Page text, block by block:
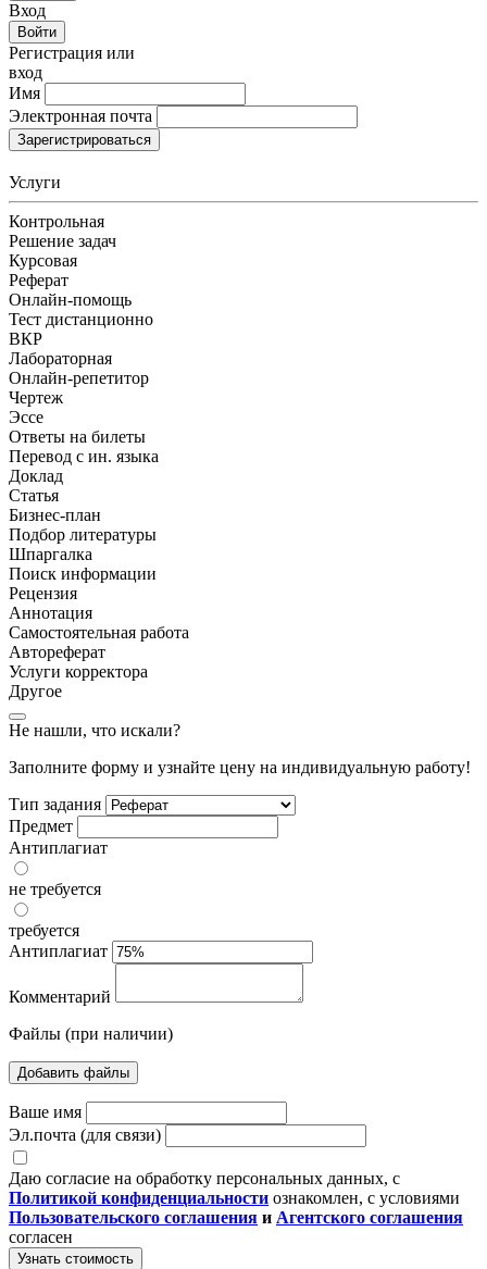
Вход
Войти
Регистрация или
вход
Имя
Электронная почта
Зарегистрироваться
Услуги
Контрольная
Решение задач
Курсовая
Реферат
Онлайн-помощь
Тест дистанционно
ВКР
Лабораторная
Онлайн-репетитор
Чертеж
Эссе
Ответы на билеты
Перевод с ин. языка
Доклад
Статья
Бизнес-план
Подбор литературы
Шпаргалка
Поиск информации
Рецензия
Аннотация
Самостоятельная работа
Автореферат
Услуги корректора
Другое
Не нашли, что искали?
Заполните форму и узнайте цену на индивидуальную работу!
Тип задания
Предмет
Антиплагиат
не требуется
требуется
Антиплагиат
Комментарий
Файлы (при наличии)
Добавить файлы
Ваше имя
Эл.почта (для связи)
Даю согласие на обработку персональных данных, с
Политикой конфиденциальности ознакомлен, с условиями
Пользовательского соглашения и Агентского соглашения
согласен
Узнать стоимость